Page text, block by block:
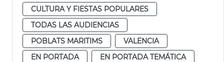
CULTURA Y FIESTAS POPULARES
TODAS LAS AUDIENCIAS
POBLATS MARITIMS
VALENCIA
EN PORTADA
EN PORTADA TEMÁTICA